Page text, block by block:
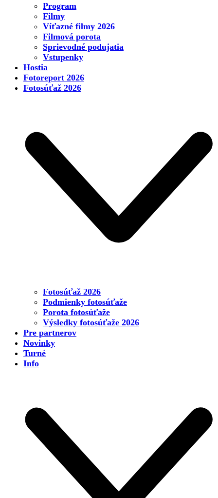
Program
Filmy
Víťazné filmy 2026
Filmová porota
Sprievodné podujatia
Vstupenky
Hostia
Fotoreport 2026
Fotosúťaž 2026
Fotosúťaž 2026
Podmienky fotosúťaže
Porota fotosúťaže
Výsledky fotosúťaže 2026
Pre partnerov
Novinky
Turné
Info